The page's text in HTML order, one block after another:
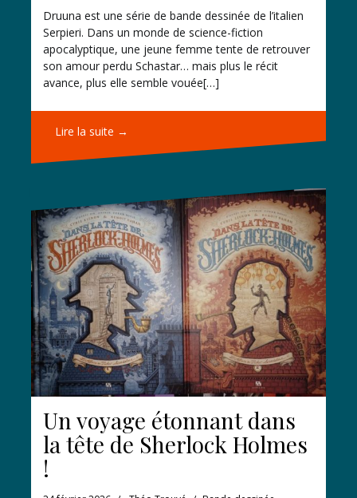
Druuna est une série de bande dessinée de l’italien
Serpieri. Dans un monde de science-fiction
apocalyptique, une jeune femme tente de retrouver
son amour perdu Schastar… mais plus le récit
avance, plus elle semble vouée[…]
Lire la suite →
Un voyage étonnant dans
la tête de Sherlock Holmes
!